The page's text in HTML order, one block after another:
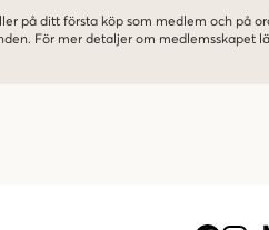
på ditt första köp som medlem och på
För mer detaljer om medlemsskapet